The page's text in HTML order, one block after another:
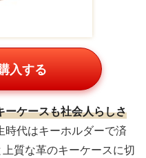
入する
ーケースも社会人らしさ
時代はキーホルダーで済
質な革のキーケースに切